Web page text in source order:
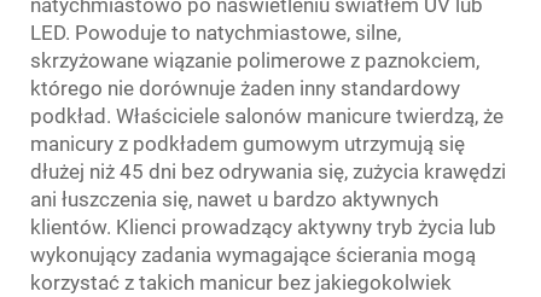
natychmiastowo po naświetleniu światłem UV lub
LED. Powoduje to natychmiastowe, silne,
skrzyżowane wiązanie polimerowe z paznokciem,
którego nie dorównuje żaden inny standardowy
podkład. Właściciele salonów manicure twierdzą, że
manicury z podkładem gumowym utrzymują się
dłużej niż 45 dni bez odrywania się, zużycia krawędzi
ani łuszczenia się, nawet u bardzo aktywnych
klientów. Klienci prowadzący aktywny tryb życia lub
wykonujący zadania wymagające ścierania mogą
korzystać z takich manicur bez jakiegokolwiek